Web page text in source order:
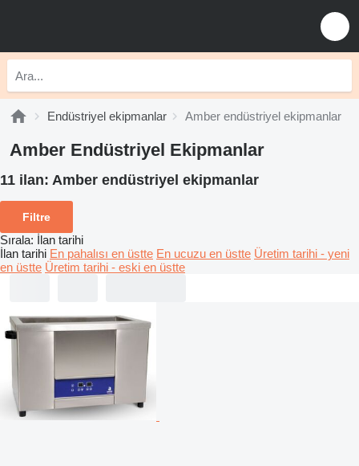
Endüstriyel ekipmanlar Amber endüstriyel ekipmanlar
Amber Endüstriyel Ekipmanlar
11 ilan: Amber endüstriyel ekipmanlar
Filtre
Sırala: İlan tarihi
İlan tarihi En pahalısı en üstte En ucuzu en üstte Üretim tarihi - yeni
en üstte Üretim tarihi - eski en üstte